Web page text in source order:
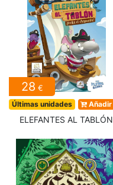
28 €
Últimas unidades Añadir
ELEFANTES AL TABLÓN